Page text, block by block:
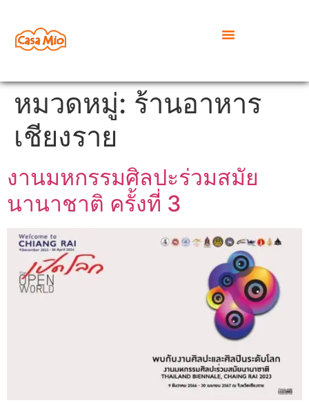
หมวดหมู่: ร้านอาหาร
เชียงราย
งานมหกรรมศิลปะร่วมสมัย
นานาชาติ ครั้งที่ 3